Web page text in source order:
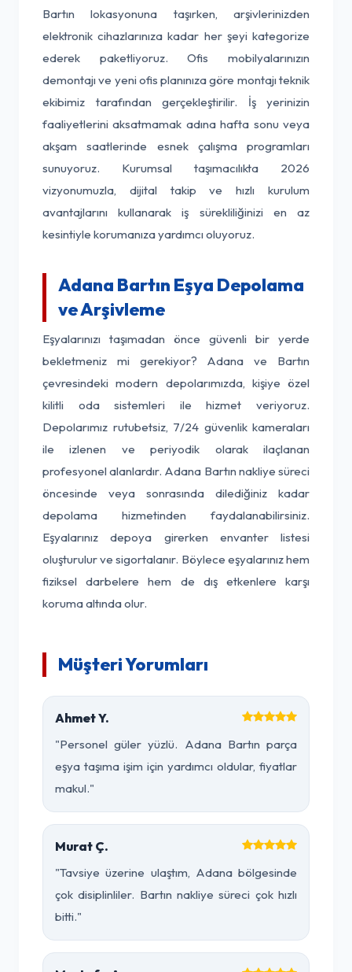
Bartın lokasyonuna taşırken, arşivlerinizden
elektronik cihazlarınıza kadar her şeyi kategorize
ederek paketliyoruz. Ofis mobilyalarınızın
demontajı ve yeni ofis planınıza göre montajı teknik
ekibimiz tarafından gerçekleştirilir. İş yerinizin
faaliyetlerini aksatmamak adına hafta sonu veya
akşam saatlerinde esnek çalışma programları
sunuyoruz. Kurumsal taşımacılıkta 2026
vizyonumuzla, dijital takip ve hızlı kurulum
avantajlarını kullanarak iş sürekliliğinizi en az
kesintiyle korumanıza yardımcı oluyoruz.
Adana Bartın Eşya Depolama
ve Arşivleme
Eşyalarınızı taşımadan önce güvenli bir yerde
bekletmeniz mi gerekiyor? Adana ve Bartın
çevresindeki modern depolarımızda, kişiye özel
kilitli oda sistemleri ile hizmet veriyoruz.
Depolarımız rutubetsiz, 7/24 güvenlik kameraları
ile izlenen ve periyodik olarak ilaçlanan
profesyonel alanlardır. Adana Bartın nakliye süreci
öncesinde veya sonrasında dilediğiniz kadar
depolama hizmetinden faydalanabilirsiniz.
Eşyalarınız depoya girerken envanter listesi
oluşturulur ve sigortalanır. Böylece eşyalarınız hem
fiziksel darbelere hem de dış etkenlere karşı
koruma altında olur.
Müşteri Yorumları
Ahmet Y.
"Personel güler yüzlü. Adana Bartın parça
eşya taşıma işim için yardımcı oldular, fiyatlar
makul."
Murat Ç.
"Tavsiye üzerine ulaştım, Adana bölgesinde
çok disiplinliler. Bartın nakliye süreci çok hızlı
bitti."